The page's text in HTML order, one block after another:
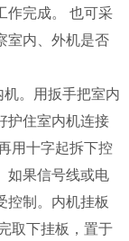
作完成。 也可采
室内、外机是否
。用扳手把室内
护住室内机连接
用十字起拆下控
如果信号线或电
控制。内机挂板
取下挂板，置于